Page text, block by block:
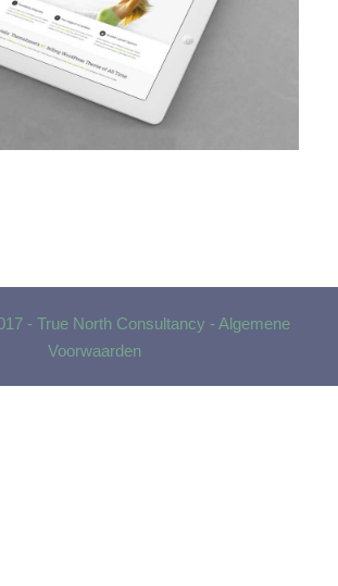
- True North Consultancy - Algemene
Voorwaarden